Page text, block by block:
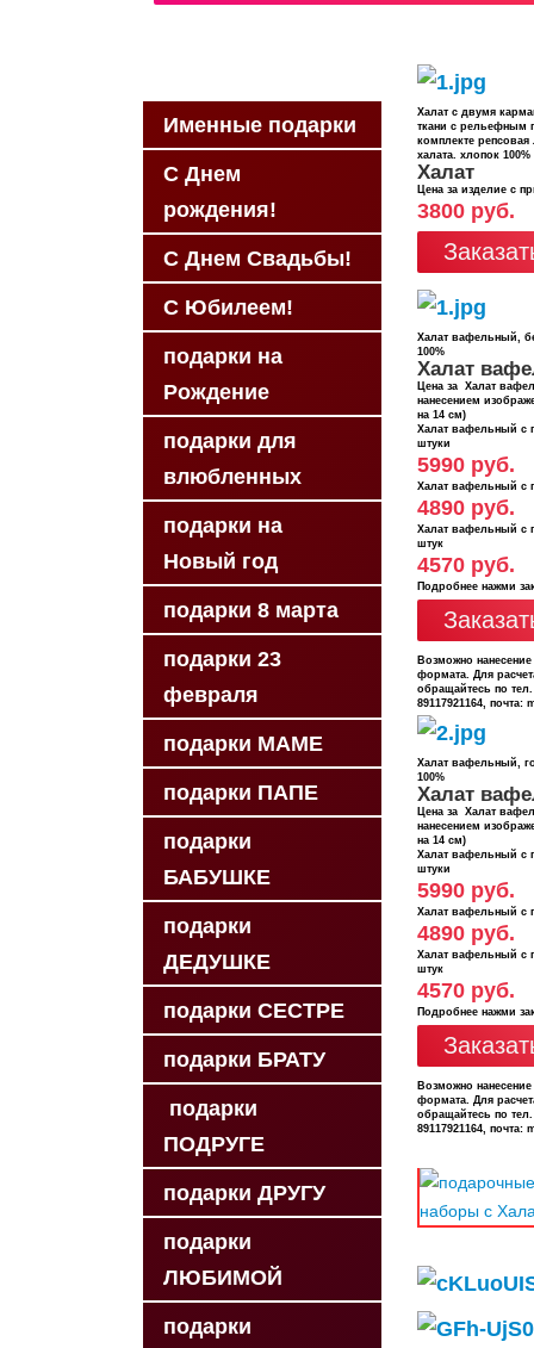
Именные подарки
С Днем
рождения!
С Днем Свадьбы!
С Юбилеем!
подарки на
Рождение
подарки для
влюбленных
подарки на
Новый год
подарки 8 марта
подарки 23
февраля
подарки МАМЕ
подарки ПАПЕ
подарки
БАБУШКЕ
подарки
ДЕДУШКЕ
подарки СЕСТРЕ
подарки БРАТУ
подарки
ПОДРУГЕ
подарки ДРУГУ
подарки
ЛЮБИМОЙ
подарки
Халат с двумя
ткани с рельефным
комплекте репсовая
халата. хлопок 100%
Халат
Цена за изделие с
3800 руб.
Халат вафельный,
100%
Халат
Цена за Халат
нанесением
на 14 см)
Халат вафельный с
штуки
5990 руб.
Халат вафельный с
4890 руб.
Халат вафельный с
штук
4570 руб.
Подробнее нажми
Возможно
формата. Для
обращайтесь по тел.
89117921164, почта:
Халат вафельный,
100%
Халат
Цена за Халат
нанесением
на 14 см)
Халат вафельный с
штуки
5990 руб.
Халат вафельный с
4890 руб.
Халат вафельный с
штук
4570 руб.
Подробнее нажми
Возможно
формата. Для
обращайтесь по тел.
89117921164, почта: